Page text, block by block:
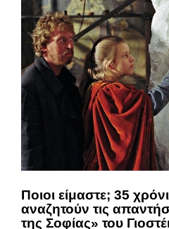
Ποιοι είμαστε; 35
αναζητούν τις
της Σοφίας» του